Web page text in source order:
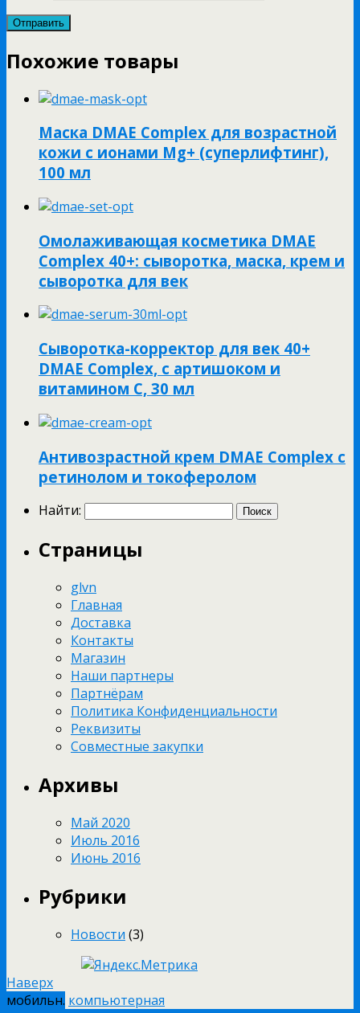
Похожие товары
Маска DMAE Complex для возрастной
кожи с ионами Mg+ (суперлифтинг),
100 мл
Омолаживающая косметика DMAE
Complex 40+: сыворотка, маска, крем и
сыворотка для век
Сыворотка-корректор для век 40+
DMAE Complex, с артишоком и
витамином С, 30 мл
Антивозрастной крем DMAE Complex с
ретинолом и токоферолом
Найти:
Страницы
glvn
Главная
Доставка
Контакты
Магазин
Наши партнеры
Партнёрам
Политика Конфиденциальности
Реквизиты
Совместные закупки
Архивы
Май 2020
Июль 2016
Июнь 2016
Рубрики
Новости (3)
Наверх
мобильн. компьютерная